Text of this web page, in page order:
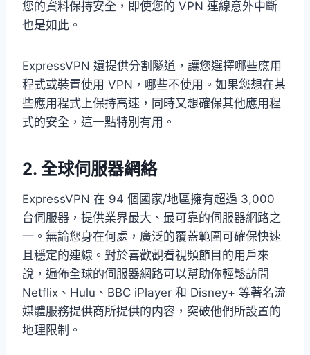
您的資料保持安全，即使您的 VPN 連線意外中斷
也是如此。
ExpressVPN 還提供分割隧道，讓您選擇哪些應用
程式或裝置使用 VPN，哪些不使用。如果您想在某
些應用程式上保持高速，同時又想確保其他應用程
式的安全，這一點特別有用。
2. 全球伺服器網絡
ExpressVPN 在 94 個國家/地區擁有超過 3,000
台伺服器，提供業界最大、最可靠的伺服器網路之
一。無論您身在何處，廣泛的覆蓋範圍可確保快速
且穩定的連線。對於喜歡觀看視頻節目的用戶來
說，遍佈全球的伺服器網路可以幫助你輕鬆訪問
Netflix、Hulu、BBC iPlayer 和 Disney+ 等著名流
媒體服務提供商所提供的内容，突破他們所設置的
地理限制。